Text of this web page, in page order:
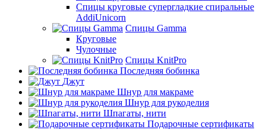
Спицы круговые супергладкие спиральные
AddiUnicorn
Спицы Gamma
Круговые
Чулочные
Спицы KnitPro
Последняя бобинка
Джут
Шнур для макраме
Шнур для рукоделия
Шпагаты, нити
Подарочные сертификаты